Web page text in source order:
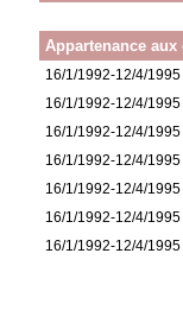
Appartenance
16/1/1992-12/4/1995
16/1/1992-12/4/1995
16/1/1992-12/4/1995
16/1/1992-12/4/1995
16/1/1992-12/4/1995
16/1/1992-12/4/1995
16/1/1992-12/4/1995